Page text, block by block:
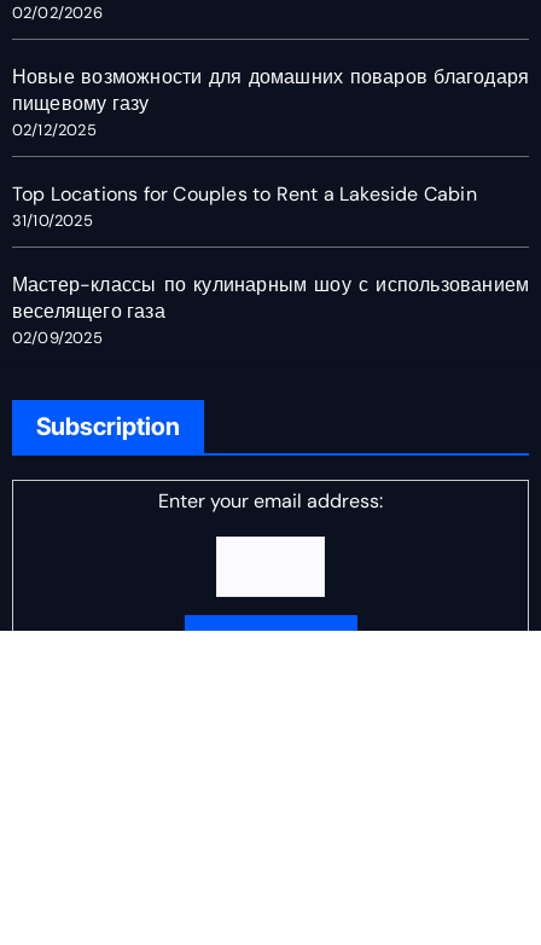
02/02/2026
Новые возможности для домашних поваров благодаря
пищевому газу
02/12/2025
Top Locations for Couples to Rent a Lakeside Cabin
31/10/2025
Мастер-классы по кулинарным шоу с использованием
веселящего газа
02/09/2025
Subscription
Enter your email address: